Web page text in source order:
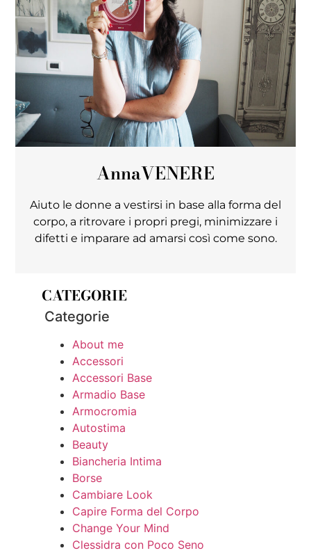
AnnaVENERE
Aiuto le donne a vestirsi in base alla forma del
corpo, a ritrovare i propri pregi, minimizzare i
difetti e imparare ad amarsi così come sono.
CATEGORIE
Categorie
About me
Accessori
Accessori Base
Armadio Base
Armocromia
Autostima
Beauty
Biancheria Intima
Borse
Cambiare Look
Capire Forma del Corpo
Change Your Mind
Clessidra con Poco Seno